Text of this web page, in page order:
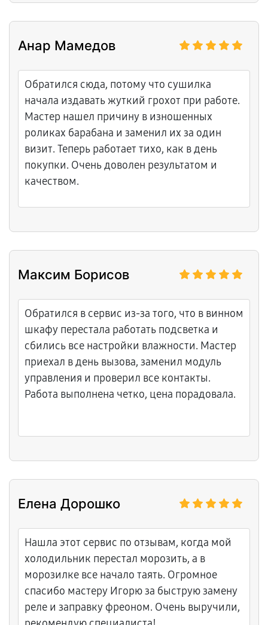
Анар Мамедов
Обратился сюда, потому что сушилка
начала издавать жуткий грохот при работе.
Мастер нашел причину в изношенных
роликах барабана и заменил их за один
визит. Теперь работает тихо, как в день
покупки. Очень доволен результатом и
качеством.
Максим Борисов
Обратился в сервис из-за того, что в винном
шкафу перестала работать подсветка и
сбились все настройки влажности. Мастер
приехал в день вызова, заменил модуль
управления и проверил все контакты.
Работа выполнена четко, цена порадовала.
Елена Дорошко
Нашла этот сервис по отзывам, когда мой
холодильник перестал морозить, а в
морозилке все начало таять. Огромное
спасибо мастеру Игорю за быструю замену
реле и заправку фреоном. Очень выручили,